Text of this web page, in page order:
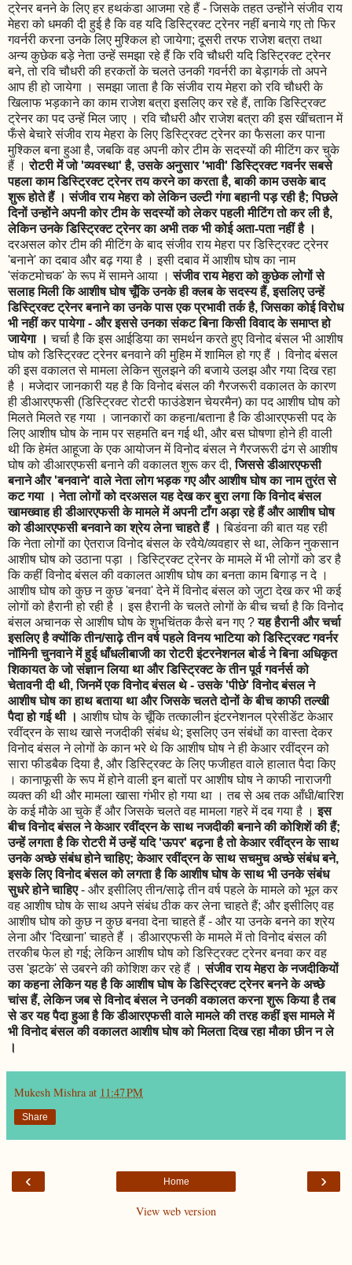
ट्रेनर बनने के लिए हर हथकंडा आजमा रहे हैं - जिसके तहत उन्होंने संजीव राय
मेहरा को धमकी दी हुई है कि वह यदि डिस्ट्रिक्ट ट्रेनर नहीं बनाये गए तो फिर
गवर्नरी करना उनके लिए मुश्किल हो जायेगा; दूसरी तरफ राजेश बत्रा तथा
अन्य कुछेक बड़े नेता उन्हें समझा रहे हैं कि रवि चौधरी यदि डिस्ट्रिक्ट ट्रेनर
बने, तो रवि चौधरी की हरकतों के चलते उनकी गवर्नरी का बेड़ागर्क तो अपने
आप ही हो जायेगा । समझा जाता है कि संजीव राय मेहरा को रवि चौधरी के
खिलाफ भड़काने का काम राजेश बत्रा इसलिए कर रहे हैं, ताकि डिस्ट्रिक्ट
ट्रेनर का पद उन्हें मिल जाए । रवि चौधरी और राजेश बत्रा की इस खींचतान में
फँसे बेचारे संजीव राय मेहरा के लिए डिस्ट्रिक्ट ट्रेनर का फैसला कर पाना
मुश्किल बना हुआ है, जबकि वह अपनी कोर टीम के सदस्यों की मीटिंग कर चुके
हैं ।रोटरी में जो 'व्यवस्था' है, उसके अनुसार 'भावी' डिस्ट्रिक्ट गवर्नर सबसे
पहला काम डिस्ट्रिक्ट ट्रेनर तय करने का करता है, बाकी काम उसके बाद
शुरू होते हैं । संजीव राय मेहरा को लेकिन उल्टी गंगा बहानी पड़ रही है; पिछले
दिनों उन्होंने अपनी कोर टीम के सदस्यों को लेकर पहली मीटिंग तो कर ली है,
लेकिन उनके डिस्ट्रिक्ट ट्रेनर का अभी तक भी कोई अता-पता नहीं है ।
दरअसल कोर टीम की मीटिंग के बाद संजीव राय मेहरा पर डिस्ट्रिक्ट ट्रेनर
'बनाने' का दबाव और बढ़ गया है । इसी दबाव में आशीष घोष का नाम
'संकटमोचक' के रूप में सामने आया ।संजीव राय मेहरा को कुछेक लोगों से
सलाह मिली कि आशीष घोष चूँकि उनके ही क्लब के सदस्य हैं, इसलिए उन्हें
डिस्ट्रिक्ट ट्रेनर बनाने का उनके पास एक प्रभावी तर्क है, जिसका कोई विरोध
भी नहीं कर पायेगा - और इससे उनका संकट बिना किसी विवाद के समाप्त हो
जायेगा । चर्चा है कि इस आईडिया का समर्थन करते हुए विनोद बंसल भी आशीष
घोष को डिस्ट्रिक्ट ट्रेनर बनवाने की मुहिम में शामिल हो गए हैं । विनोद बंसल
की इस वकालत से मामला लेकिन सुलझने की बजाये उलझ और गया दिख रहा
है । मजेदार जानकारी यह है कि विनोद बंसल की गैरजरूरी वकालत के कारण
ही डीआरएफसी (डिस्ट्रिक्ट रोटरी फाउंडेशन चेयरमैन) का पद आशीष घोष को
मिलते मिलते रह गया । जानकारों का कहना/बताना है कि डीआरएफसी पद के
लिए आशीष घोष के नाम पर सहमति बन गई थी, और बस घोषणा होने ही वाली
थी कि हेमंत आहूजा के एक आयोजन में विनोद बंसल ने गैरजरूरी ढंग से आशीष
घोष को डीआरएफसी बनाने की वकालत शुरू कर दी,जिससे डीआरएफसी
बनाने और 'बनवाने' वाले नेता लोग भड़क गए और आशीष घोष का नाम तुरंत से
कट गया । नेता लोगों को दरअसल यह देख कर बुरा लगा कि विनोद बंसल
खामख्वाह ही डीआरएफसी के मामले में अपनी टाँग अड़ा रहे हैं और आशीष घोष
को डीआरएफसी बनवाने का श्रेय लेना चाहते हैं । बिडंवना की बात यह रही
कि नेता लोगों का ऐतराज विनोद बंसल के रवैये/व्यवहार से था, लेकिन नुकसान
आशीष घोष को उठाना पड़ा । डिस्ट्रिक्ट ट्रेनर के मामले में भी लोगों को डर है
कि कहीं विनोद बंसल की वकालत आशीष घोष का बनता काम बिगाड़ न दे ।
आशीष घोष को कुछ न कुछ 'बनवा' देने में विनोद बंसल को जुटा देख कर भी कई
लोगों को हैरानी हो रही है । इस हैरानी के चलते लोगों के बीच चर्चा है कि विनोद
बंसल अचानक से आशीष घोष के शुभचिंतक कैसे बन गए ?यह हैरानी और चर्चा
इसलिए है क्योंकितीन/साढ़े तीन वर्ष पहले विनय भाटिया को डिस्ट्रिक्ट गवर्नर
नॉमिनी चुनवाने में हुई धाँधलीबाजी का रोटरी इंटरनेशनल बोर्ड ने बिना अधिकृत
शिकायत के जो संज्ञान लिया था और डिस्ट्रिक्ट के तीन पूर्व गवर्नर्स को
चेतावनी दी थी, जिनमें एक विनोद बंसल थे - उसके 'पीछे' विनोद बंसल ने
आशीष घोष का हाथ बताया था और जिसके चलते दोनों के बीच काफी तल्खी
पैदा हो गई थी । आशीष घोष के चूँकि तत्कालीन इंटरनेशनल प्रेसीडेंट केआर
रवींद्रन के साथ खासे नजदीकी संबंध थे; इसलिए उन संबंधों का वास्ता देकर
विनोद बंसल ने लोगों के कान भरे थे कि आशीष घोष ने ही केआर रवींद्रन को
सारा फीडबैक दिया है, और डिस्ट्रिक्ट के लिए फजीहत वाले हालात पैदा किए
। कानाफूसी के रूप में होने वाली इन बातों पर आशीष घोष ने काफी नाराजगी
व्यक्त की थी और मामला खासा गंभीर हो गया था । तब से अब तक आँधी/बारिश
के कई मौके आ चुके हैं और जिसके चलते वह मामला गहरे में दब गया है ।इस
बीच विनोद बंसल ने केआर रवींद्रन के साथ नजदीकी बनाने की कोशिशें की हैं;
उन्हें लगता है कि रोटरी में उन्हें यदि 'ऊपर' बढ़ना है तो केआर रवींद्रन के साथ
उनके अच्छे संबंध होने चाहिए; केआर रवींद्रन के साथ सचमुच अच्छे संबंध बने,
इसके लिए विनोद बंसल को लगता है कि आशीष घोष के साथ भी उनके संबंध
सुधरे होने चाहिए- और इसीलिए तीन/साढ़े तीन वर्ष पहले के मामले को भूल कर
वह आशीष घोष के साथ अपने संबंध ठीक कर लेना चाहते हैं; और इसीलिए वह
आशीष घोष को कुछ न कुछ बनवा देना चाहते हैं - और या उनके बनने का श्रेय
लेना और 'दिखाना' चाहते हैं । डीआरएफसी के मामले में तो विनोद बंसल की
तरकीब फेल हो गई; लेकिन आशीष घोष को डिस्ट्रिक्ट ट्रेनर बनवा कर वह
उस 'झटके' से उबरने की कोशिश कर रहे हैं ।संजीव राय मेहरा के नजदीकियों
का कहना लेकिन यह है कि आशीष घोष के डिस्ट्रिक्ट ट्रेनर बनने के अच्छे
चांस हैं, लेकिन जब से विनोद बंसल ने उनकी वकालत करना शुरू किया है तब
से डर यह पैदा हुआ है कि डीआरएफसी वाले मामले की तरह कहीं इस मामले में
भी विनोद बंसल की वकालत आशीष घोष को मिलता दिख रहा मौका छीन न ले
।
Mukesh Mishra at 11:47 PM
Share
‹ ›
Home
View web version